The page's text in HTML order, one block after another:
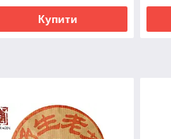
Купити